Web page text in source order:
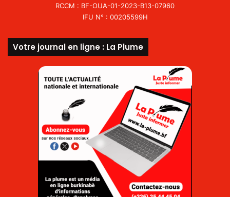
RCCM : BF-OUA-01-2023-B13-07960
IFU N° : 00205599H
Votre journal en ligne : La Plume